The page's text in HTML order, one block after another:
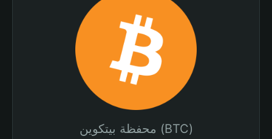
محفظة بيتكوين (BTC)